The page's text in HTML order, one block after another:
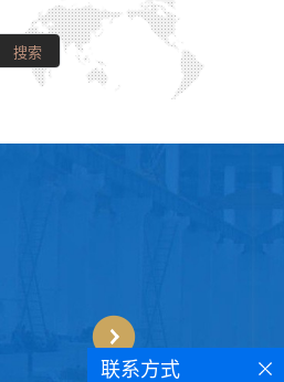
联系方式